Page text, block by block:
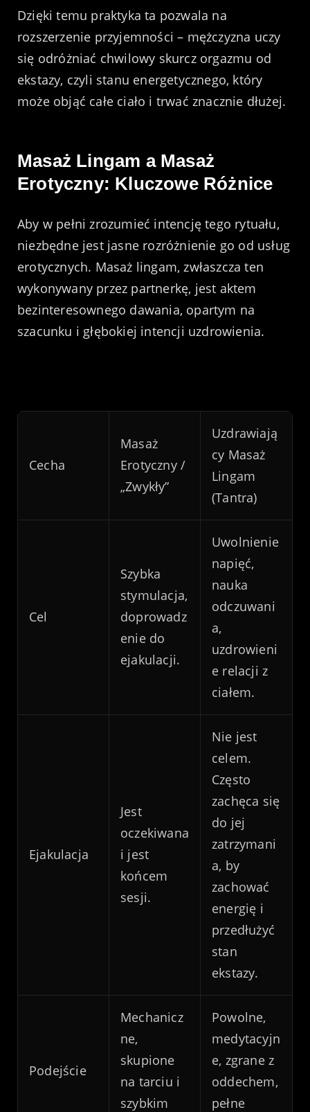
Dzięki temu praktyka ta pozwala na
rozszerzenie przyjemności – mężczyzna uczy
się odróżniać chwilowy skurcz orgazmu od
ekstazy, czyli stanu energetycznego, który
może objąć całe ciało i trwać znacznie dłużej.
Masaż Lingam a Masaż
Erotyczny: Kluczowe Różnice
Aby w pełni zrozumieć intencję tego rytuału,
niezbędne jest jasne rozróżnienie go od usług
erotycznych. Masaż lingam, zwłaszcza ten
wykonywany przez partnerkę, jest aktem
bezinteresownego dawania, opartym na
szacunku i głębokiej intencji uzdrowienia.
Cecha
Masaż
Erotyczny /
„Zwykły”
Uzdrawiają
cy Masaż
Lingam
(Tantra)
Cel
Szybka
stymulacja,
doprowadz
enie do
ejakulacji.
Uwolnienie
napięć,
nauka
odczuwani
a,
uzdrowieni
e relacji z
ciałem.
Ejakulacja
Jest
oczekiwana
i jest
końcem
sesji.
Nie jest
celem.
Często
zachęca się
do jej
zatrzymani
a, by
zachować
energię i
przedłużyć
stan
ekstazy.
Podejście
Mechanicz
ne,
skupione
na tarciu i
szybkim
Powolne,
medytacyjn
e, zgrane z
oddechem,
pełne